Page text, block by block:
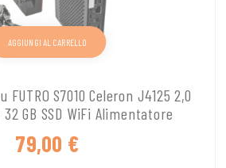
S7010 Celeron J4125 2,0
32 GB SSD WiFi Alimentatore
79,00 €
AGGIUNGI AL CARRELLO